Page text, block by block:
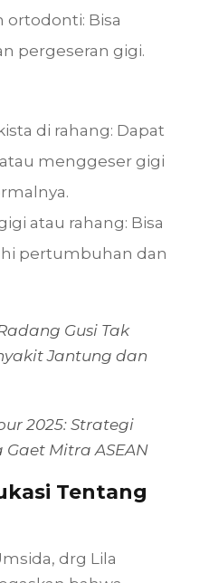
ortodonti: Bisa
pergeseran gigi.
di rahang: Dapat
menggeser gigi
atau rahang: Bisa
pertumbuhan dan
Gusi Tak
Jantung dan
2025: Strategi
Mitra ASEAN
Tentang
drg Lila